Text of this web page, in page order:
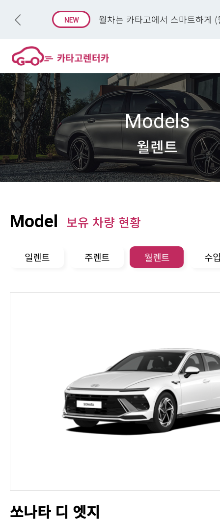
월차는 카타고에서 스마트하게
Models
월렌트
Model 보유 차량 현황
일렌트 주렌트 월렌트 수
쏘나타 디 엣지